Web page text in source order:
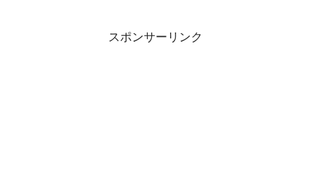
スポンサーリンク